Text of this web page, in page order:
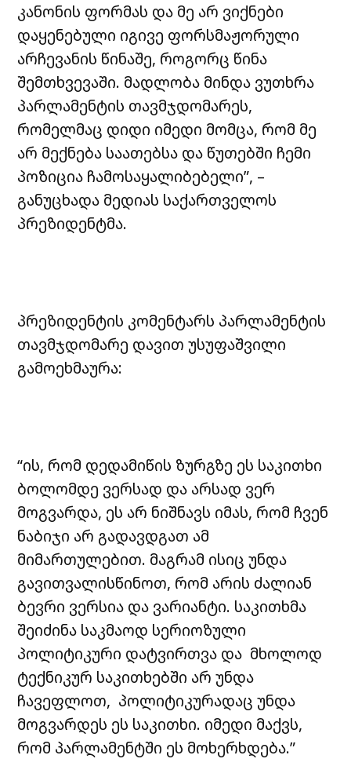
კანონის ფორმას და მე არ ვიქნები
დაყენებული იგივე ფორსმაჟორული
არჩევანის წინაშე, როგორც წინა
შემთხვევაში. მადლობა მინდა ვუთხრა
პარლამენტის თავმჯდომარეს,
რომელმაც დიდი იმედი მომცა, რომ მე
არ მექნება საათებსა და წუთებში ჩემი
პოზიცია ჩამოსაყალიბებელი”, –
განუცხადა მედიას საქართველოს
პრეზიდენტმა.
პრეზიდენტის კომენტარს პარლამენტის
თავმჯდომარე დავით უსუფაშვილი
გამოეხმაურა:
“ის, რომ დედამიწის ზურგზე ეს საკითხი
ბოლომდე ვერსად და არსად ვერ
მოგვარდა, ეს არ ნიშნავს იმას, რომ ჩვენ
ნაბიჯი არ გადავდგათ ამ
მიმართულებით. მაგრამ ისიც უნდა
გავითვალისწინოთ, რომ არის ძალიან
ბევრი ვერსია და ვარიანტი. საკითხმა
შეიძინა საკმაოდ სერიოზული
პოლიტიკური დატვირთვა და მხოლოდ
ტექნიკურ საკითხებში არ უნდა
ჩავეფლოთ, პოლიტიკურადაც უნდა
მოგვარდეს ეს საკითხი. იმედი მაქვს,
რომ პარლამენტში ეს მოხერხდება.”